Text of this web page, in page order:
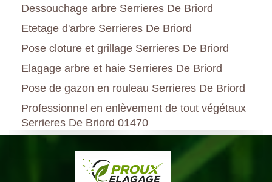
Dessouchage arbre Serrieres De Briord
Etetage d'arbre Serrieres De Briord
Pose cloture et grillage Serrieres De Briord
Elagage arbre et haie Serrieres De Briord
Pose de gazon en rouleau Serrieres De Briord
Professionnel en enlèvement de tout végétaux
Serrieres De Briord 01470